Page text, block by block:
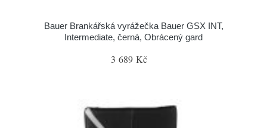
Bauer Brankářská vyrážečka Bauer GSX INT,
Intermediate, černá, Obrácený gard
3 689 Kč